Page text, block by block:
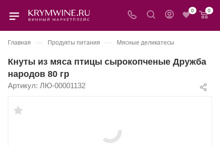
0 0
Главная — Продукты питания — Мясные деликатесы
Кнуты из мяса птицы сырокопченые Дружба
народов 80 гр
Артикул: ЛЮ-00001132